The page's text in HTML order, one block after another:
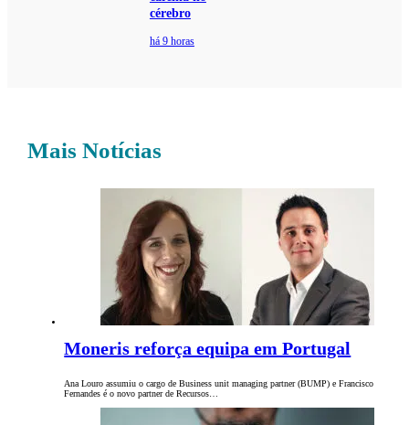
cérebro
há 9 horas
Mais Notícias
Moneris reforça equipa em Portugal
Ana Louro assumiu o cargo de Business unit managing partner (BUMP) e Francisco
Fernandes é o novo partner de Recursos…